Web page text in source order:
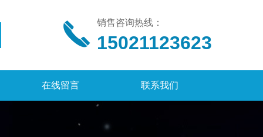
销售咨询热线：
15021123623
在线留言 联系我们